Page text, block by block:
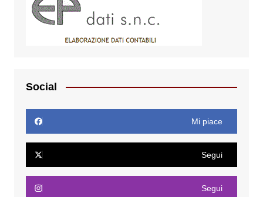
Social
Mi piace
Segui
Segui